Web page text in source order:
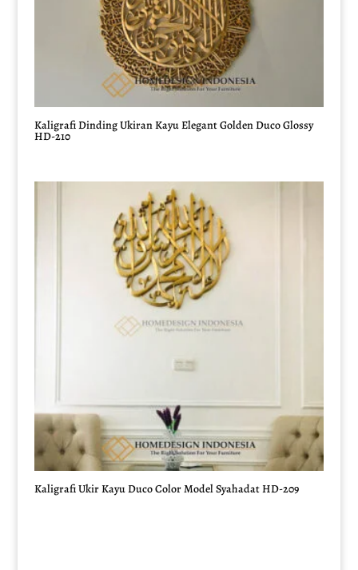
Kaligrafi Dinding Ukiran Kayu Elegant Golden Duco Glossy
HD-210
Kaligrafi Ukir Kayu Duco Color Model Syahadat HD-209